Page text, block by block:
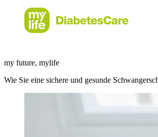
my future, mylife
Wie Sie eine sichere und gesunde